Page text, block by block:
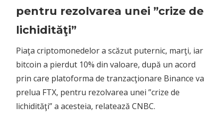
pentru rezolvarea unei ”crize de
lichidităţi”
Piaţa criptomonedelor a scăzut puternic, marţi, iar
bitcoin a pierdut 10% din valoare, după un acord
prin care platoforma de tranzacţionare Binance va
prelua FTX, pentru rezolvarea unei ”crize de
lichidităţi” a acesteia, relatează CNBC.